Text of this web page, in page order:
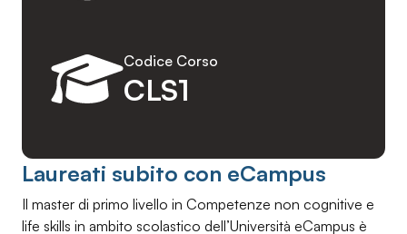
CLS1
Codice Corso
Laureati subito con eCampus
Il master di primo livello in Competenze non cognitive e
life skills in ambito scolastico dell’Università eCampus è